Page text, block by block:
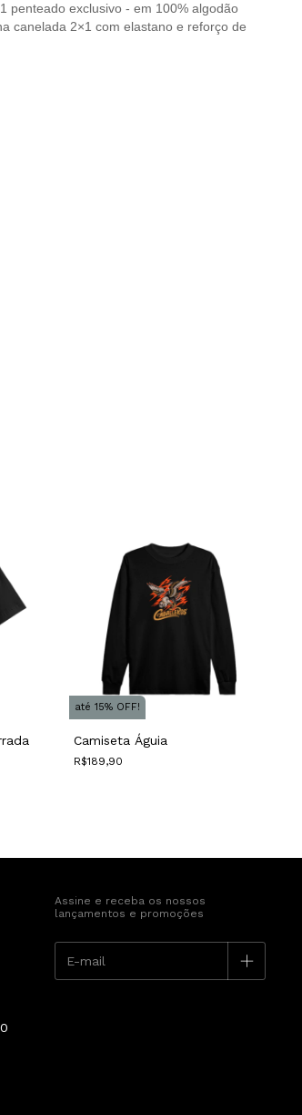
penteado exclusivo - em 100% algodão
canelada 2×1 com elastano e reforço de
até 15% OFF!
Camiseta Águia
R$189,90
Assine e receba os nossos
lançamentos e promoções